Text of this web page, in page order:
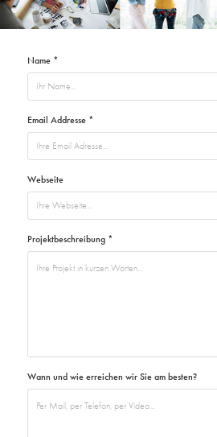
Name *
Email Addresse *
Webseite
Projektbeschreibung *
Wann und wie erreichen wir Sie am besten?